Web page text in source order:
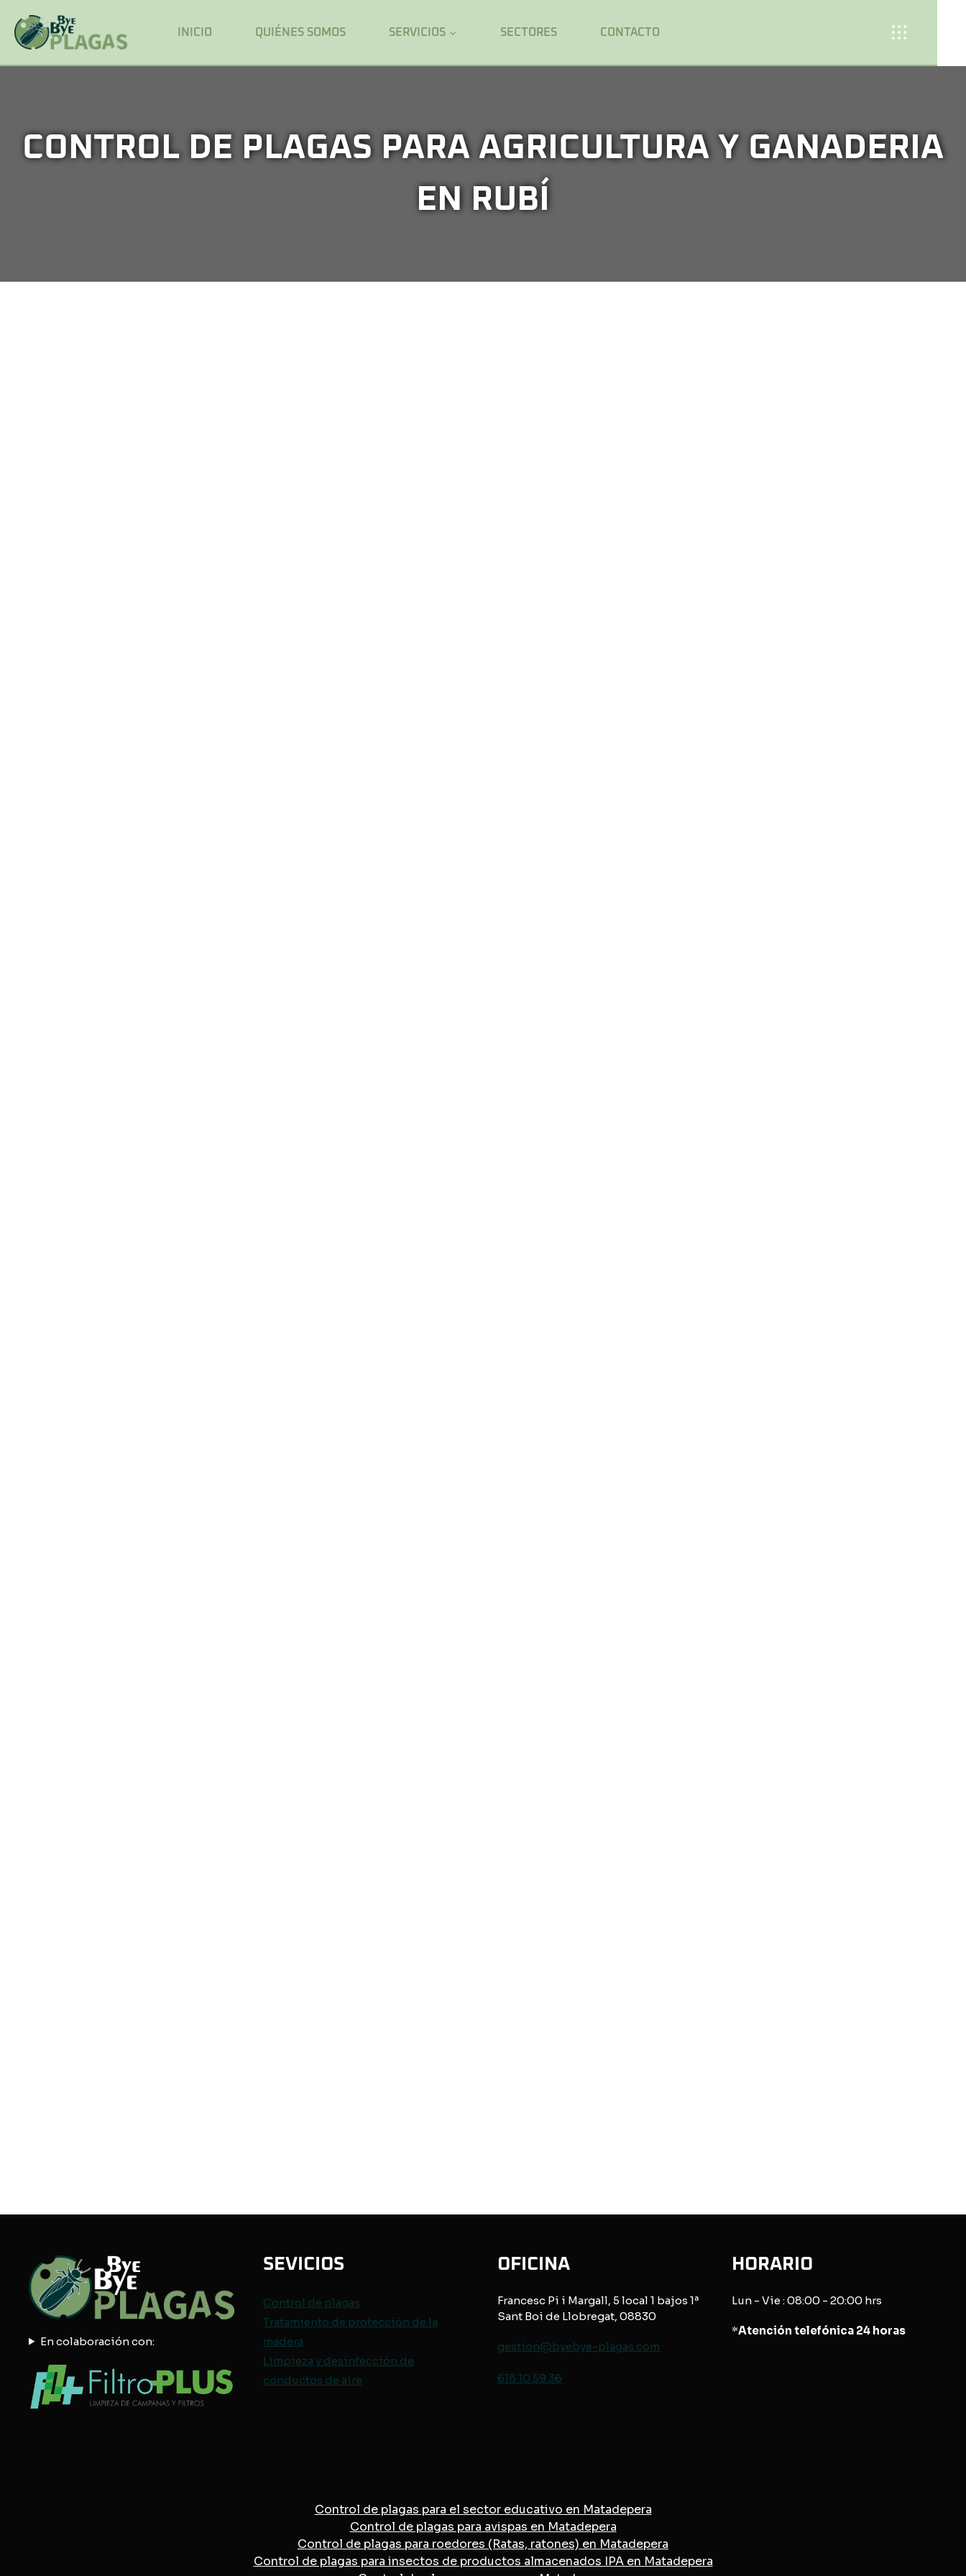
INICIO QUIÉNES SOMOS SERVICIOS SECTORES CONTACTO
CONTROL DE PLAGAS PARA AGRICULTURA Y GANADERIA
EN RUBÍ
En colaboración con:
SEVICIOS
Control de plagas
Tratamiento de protección de la
madera
Limpieza y desinfección de
conductos de aire
OFICINA
Francesc Pi i Margall, 5 local 1 bajos 1ª
Sant Boi de Llobregat, 08830
gestion@byebye-plagas.com
618 10 59 36
HORARIO
Lun - Vie : 08:00 - 20:00 hrs
*Atención telefónica 24 horas
Control de plagas para el sector educativo en Matadepera
Control de plagas para avispas en Matadepera
Control de plagas para roedores (Ratas, ratones) en Matadepera
Control de plagas para insectos de productos almacenados IPA en Matadepera